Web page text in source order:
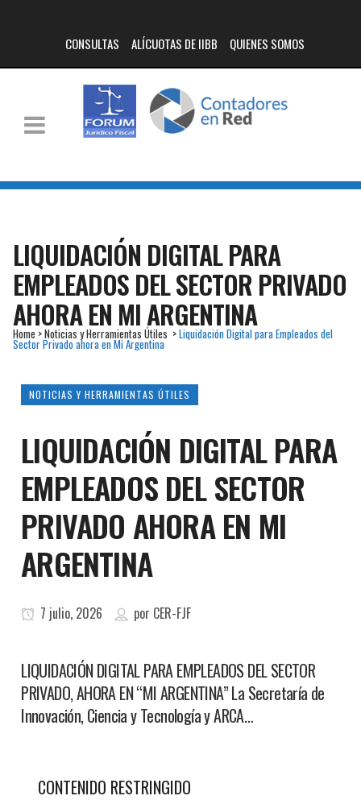
CONSULTAS ALÍCUOTAS DE IIBB QUIENES SOMOS
LIQUIDACIÓN DIGITAL PARA
EMPLEADOS DEL SECTOR PRIVADO
AHORA EN MI ARGENTINA
Home >Noticias y Herramientas Útiles >Liquidación Digital para Empleados del
Sector Privado ahora en Mi Argentina
NOTICIAS Y HERRAMIENTAS ÚTILES
LIQUIDACIÓN DIGITAL PARA
EMPLEADOS DEL SECTOR
PRIVADO AHORA EN MI
ARGENTINA
7 julio, 2026 por CER-FJF
LIQUIDACIÓN DIGITAL PARA EMPLEADOS DEL SECTOR
PRIVADO, AHORA EN “MI ARGENTINA” La Secretaría de
Innovación, Ciencia y Tecnología y ARCA…
CONTENIDO RESTRINGIDO